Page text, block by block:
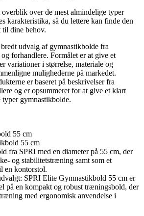
over de mest almindelige typer
karakteristika, så du lettere kan finde den
til dine behov.
udvalg af gymnastikbolde fra
forhandlere. Formålet er at give et
variationer i størrelse, materiale og
mulighederne på markedet.
er baseret på beskrivelser fra
og er opsummeret for at give et klart
gymnastikbolde.
55 cm
fra SPRI med en diameter på 55 cm, der
og stabilitetstræning samt som et
en kontorstol.
SPRI Elite Gymnastikbold 55 cm er
på en kompakt og robust træningsbold, der
med ergonomisk anvendelse i